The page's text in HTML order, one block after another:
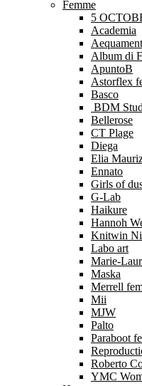
Femme
5
Academia
Album di
ApuntoB
Astorflex
Basco
BDM
Bellerose
CT Plage
Diega
Elia
Ennato
Girls of
G-Lab
Haikure
Hannoh
Knitwin
Labo art
Marie-
Maska
Merrell
Mii
MJW
Palto
Paraboot
Roberto
YMC